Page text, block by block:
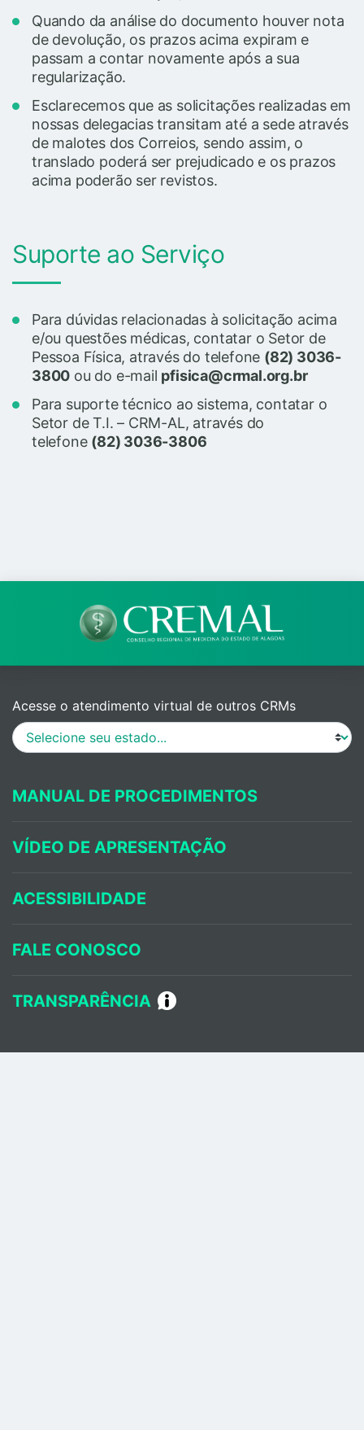
Quando da análise do documento houver nota
de devolução, os prazos acima expiram e
passam a contar novamente após a sua
regularização.
Esclarecemos que as solicitações realizadas em
nossas delegacias transitam até a sede através
de malotes dos Correios, sendo assim, o
translado poderá ser prejudicado e os prazos
acima poderão ser revistos.
Suporte ao Serviço
Para dúvidas relacionadas à solicitação acima
e/ou questões médicas, contatar o Setor de
Pessoa Física, através do telefone (82) 3036-
3800 ou do e-mail pfisica@crmal.org.br
Para suporte técnico ao sistema, contatar o
Setor de T.I. – CRM-AL, através do
telefone (82) 3036-3806
Acesse o atendimento virtual de outros CRMs
MANUAL DE PROCEDIMENTOS
VÍDEO DE APRESENTAÇÃO
ACESSIBILIDADE
FALE CONOSCO
TRANSPARÊNCIA